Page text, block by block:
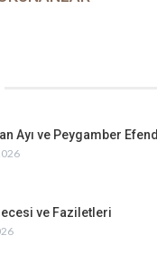
Ayı ve Peygamber
ve Faziletleri